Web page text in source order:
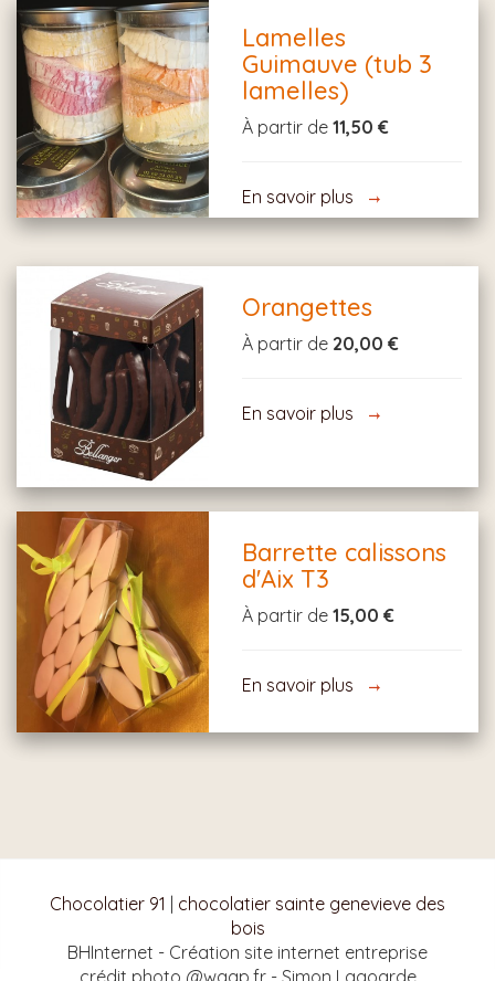
Lamelles
Guimauve (tub 3
lamelles)
À partir de11,50 €
En savoir plus
Orangettes
À partir de 20,00 €
En savoir plus
Barrette calissons
d'Aix T3
À partir de15,00 €
En savoir plus
Chocolatier 91
chocolatier sainte genevieve des
bois
BHInternet - Création site internet entreprise
crédit photo @waap.fr - Simon Lagoarde